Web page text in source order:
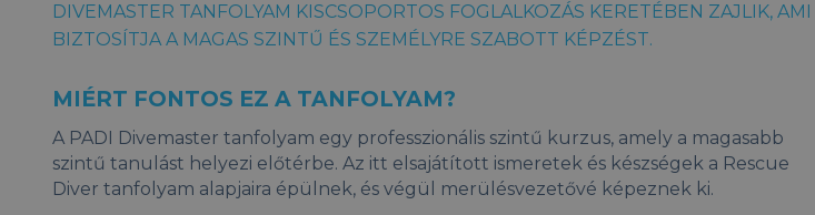
DIVEMASTER TANFOLYAM KISCSOPORTOS FOGLALKOZÁS KERETÉBEN ZAJLIK, AMI
BIZTOSÍTJA A MAGAS SZINTŰ ÉS SZEMÉLYRE SZABOTT KÉPZÉST.
MIÉRT FONTOS EZ A TANFOLYAM?
A PADI Divemaster tanfolyam egy professzionális szintű kurzus, amely a magasabb
szintű tanulást helyezi előtérbe. Az itt elsajátított ismeretek és készségek a Rescue
Diver tanfolyam alapjaira épülnek, és végül merülésvezetővé képeznek ki.